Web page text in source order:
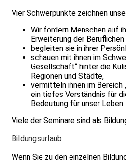
Vier Schwerpunkte zeichnen
Wir fördern Menschen auf
Erweiterung der
begleiten sie in ihrer
schauen mit ihnen im
Gesellschaft“ hinter die
Regionen und Städte,
vermitteln ihnen im Bereich
ein tiefes Verständnis für
Bedeutung für unser Leben.
Viele der Seminare sind als
Bildungsurlaub
Wenn Sie zu den einzelnen